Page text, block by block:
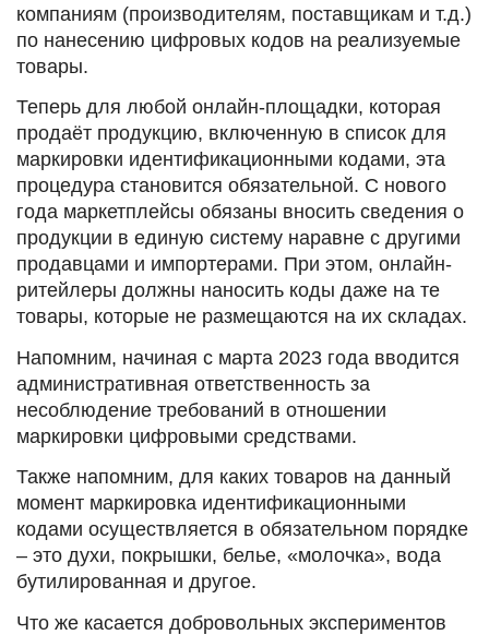
компаниям (производителям, поставщикам и т.д.)
по нанесению цифровых кодов на реализуемые
товары.
Теперь для любой онлайн-площадки, которая
продаёт продукцию, включенную в список для
маркировки идентификационными кодами, эта
процедура становится обязательной. С нового
года маркетплейсы обязаны вносить сведения о
продукции в единую систему наравне с другими
продавцами и импортерами. При этом, онлайн-
ритейлеры должны наносить коды даже на те
товары, которые не размещаются на их складах.
Напомним, начиная с марта 2023 года вводится
административная ответственность за
несоблюдение требований в отношении
маркировки цифровыми средствами.
Также напомним, для каких товаров на данный
момент маркировка идентификационными
кодами осуществляется в обязательном порядке
– это духи, покрышки, белье, «молочка», вода
бутилированная и другое.
Что же касается добровольных экспериментов